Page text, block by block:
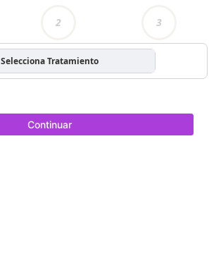
2 3
Selecciona Tratamiento
Continuar